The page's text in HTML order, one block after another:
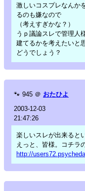
激しいコスプレなんか
るのも嫌なので
（考えすぎかな？）
うｐ議論スレで管理人
建てるかを考えたいと
どうでしょう？
🐾 945 ＠ おたひよ
2003-12-03
21:47:26
楽しいスレが出来ると
えっと、皆様。コチラ
http://